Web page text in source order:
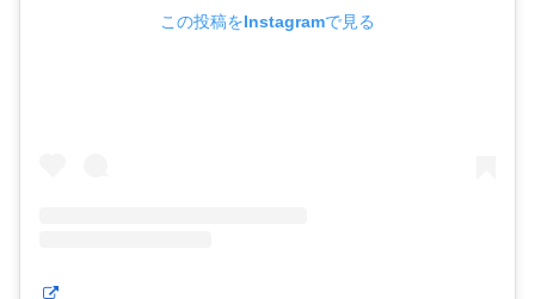
この投稿をInstagramで見る